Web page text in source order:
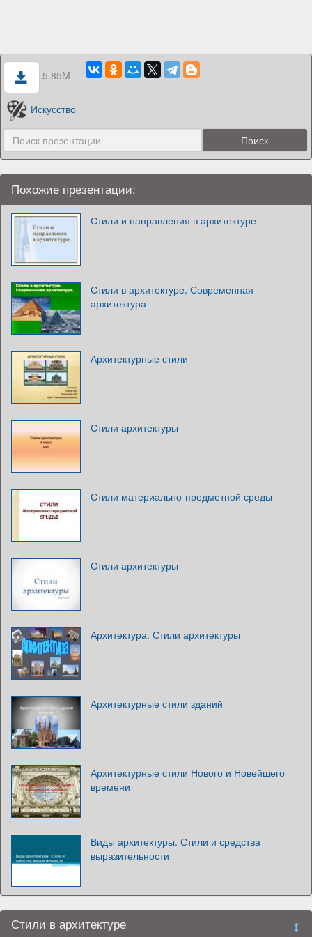
5.85M
Искусство
Похожие презентации:
Стили и направления в архитектуре
Стили в архитектуре. Современная
архитектура
Архитектурные стили
Стили архитектуры
Стили материально-предметной среды
Стили архитектуры
Архитектура. Стили архитектуры
Архитектурные стили зданий
Архитектурные стили Нового и Новейшего
времени
Виды архитектуры. Стили и средства
выразительности
Стили в архитектуре